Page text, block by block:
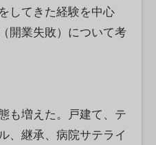
してきた経験を中心
開業失敗）について考
も増えた。戸建て、テ
、継承、病院サテライ